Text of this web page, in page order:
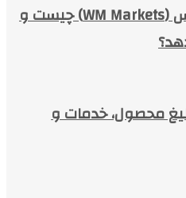
بروکر دبلیو ام مارکتس (WM Markets) چیست و
محصول، خدمات و